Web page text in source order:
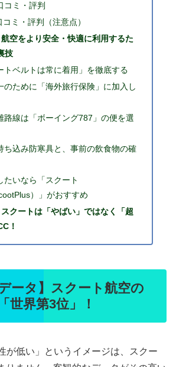
コミ・評判
ミ・評判（注意点）
空をより安全・快適に利用するた
技
ベルトは常に着用」を徹底する
ために「海外旅行保険」に加入し
線は「ボーイング787」の便を選
込み防寒具と、事前の飲食物の確
いなら「スクート
）」がおすすめ
クートは「やばい」ではなく「超
！
ータ】スクート航空の
世界第3位」！
が低い」というイメージは、スクー